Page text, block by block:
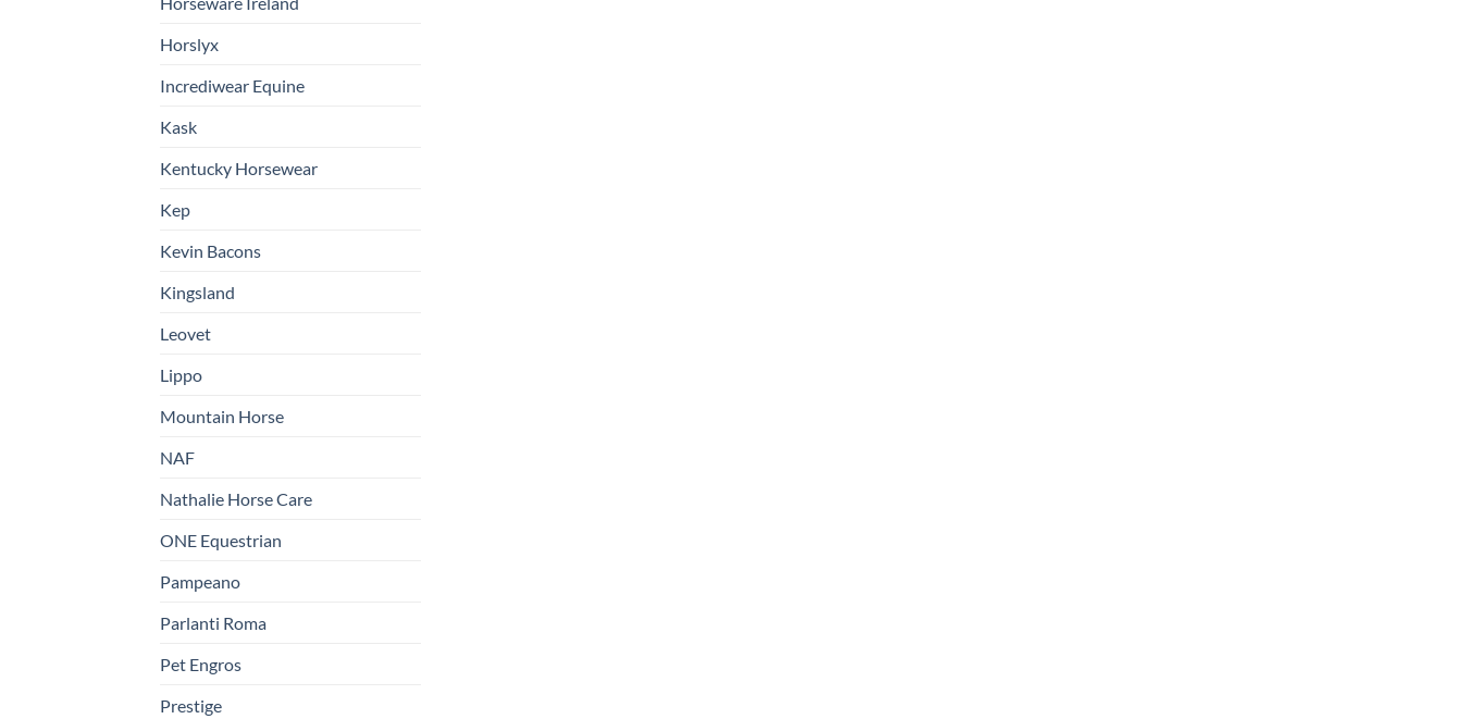
Horslyx
Incrediwear Equine
Kask
Kentucky Horsewear
Kep
Kevin Bacons
Kingsland
Leovet
Lippo
Mountain Horse
NAF
Nathalie Horse Care
ONE Equestrian
Pampeano
Parlanti Roma
Pet Engros
Prestige